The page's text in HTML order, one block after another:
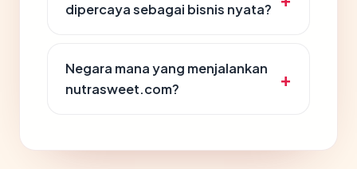
dipercaya sebagai bisnis nyata?
Negara mana yang menjalankan
nutrasweet.com?